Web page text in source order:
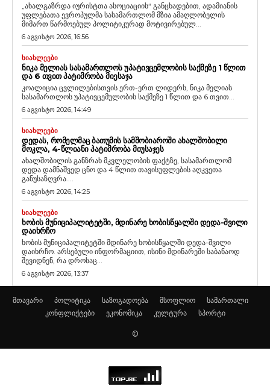
„ახალგაზრდა იურისტთა ასოციაციის“ განცხადებით, ადამიანის
უფლებათა ევროპულმა სასამართლომ მზია ამაღლობელის
მიმართ წარმოებულ პოლიტიკურად მოტივირებულ...
6 აგვისტო 2026, 16:56
ᲡᲘᲐᲮᲚᲔᲔᲑᲘ
ᲜᲘᲙᲐ ᲛᲔᲚᲘᲐᲡ ᲡᲐᲡᲐᲛᲐᲠᲗᲚᲝᲡ ᲣᲞᲐᲢᲘᲕᲪᲔᲛᲚᲝᲑᲘᲡ ᲡᲐᲥᲛᲔᲖᲔ 1 ᲬᲚᲘᲗ
ᲓᲐ 6 ᲗᲕᲘᲗ ᲞᲐᲢᲘᲛᲠᲝᲑᲐ ᲛᲘᲔᲡᲐᲯᲐ
კოალიცია ცვლილებისთვის ერთ-ერთ ლიდერს, ნიკა მელიას
სასამართლოს უპატივცემულობის საქმეზე 1 წლით და 6 თვით...
6 აგვისტო 2026, 14:49
ᲡᲘᲐᲮᲚᲔᲔᲑᲘ
ᲓᲔᲓᲐᲡ, ᲠᲝᲛᲔᲚᲛᲐᲪ ᲑᲐᲗᲣᲛᲘᲡ ᲡᲐᲛᲨᲝᲑᲘᲐᲠᲝᲨᲘ ᲐᲮᲐᲚᲨᲝᲑᲘᲚᲘ
ᲛᲝᲙᲚᲐ, 4-ᲬᲚᲘᲐᲜᲘ ᲞᲐᲢᲘᲛᲠᲝᲑᲐ ᲛᲘᲣᲡᲐᲯᲔᲡ
ახალშობილის განზრახ მკვლელობის ფაქტზე, სასამართლომ
დედა დამნაშვედ ცნო და 4 წლით თავისუფლების აღკვეთა
განუსაზღვრა....
6 აგვისტო 2026, 14:25
ᲡᲘᲐᲮᲚᲔᲔᲑᲘ
ᲮᲝᲑᲘᲡ ᲛᲣᲜᲘᲪᲘᲞᲐᲚᲘᲢᲔᲢᲨᲘ, ᲛᲓᲘᲜᲐᲠᲔ ᲮᲝᲑᲘᲡᲬᲧᲐᲚᲨᲘ ᲓᲔᲓᲐ-ᲨᲕᲘᲚᲘ
ᲓᲐᲘᲮᲠᲩᲝ
ხობის მუნიციპალიტეტში მდინარე ხობისწყალში დედა-შვილი
დაიხრჩო. არსებული ინფორმაციით, ისინი მდინარეში საბანაოდ
შევიდნენ, რა დროსაც...
6 აგვისტო 2026, 13:37
მთავარი პოლიტიკა საზოგადოება მსოფლიო
სამართალი
კონფლიქტები
ეკონომიკა კულტურა სპორტი
©